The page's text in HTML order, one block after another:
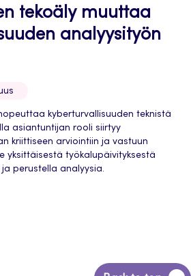
tekoäly muuttaa
analyysityön
kyberturvallisuuden teknistä
asiantuntijan rooli siirtyy
kriittiseen arviointiin ja vastuun
yksittäisestä työkalupäivityksestä
perustella analyysia.